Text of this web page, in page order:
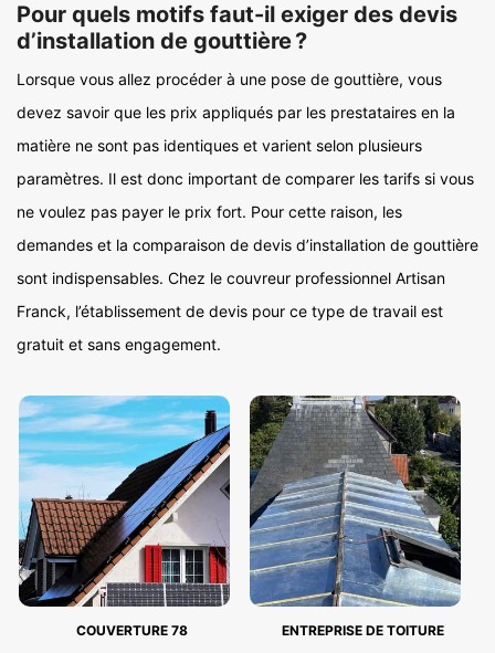
Pour quels motifs faut-il exiger des devis
d’installation de gouttière ?
Lorsque vous allez procéder à une pose de gouttière, vous
devez savoir que les prix appliqués par les prestataires en la
matière ne sont pas identiques et varient selon plusieurs
paramètres. Il est donc important de comparer les tarifs si vous
ne voulez pas payer le prix fort. Pour cette raison, les
demandes et la comparaison de devis d’installation de gouttière
sont indispensables. Chez le couvreur professionnel Artisan
Franck, l’établissement de devis pour ce type de travail est
gratuit et sans engagement.
COUVERTURE 78 ENTREPRISE DE TOITURE